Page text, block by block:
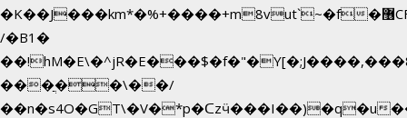
�K��J���km*�%+����+m8vut`~�f�޶CF
/�B1�
���ֲ��\��/
��n�s4O�GT\�V�*p�ᑕzӵ���I��)�q�u